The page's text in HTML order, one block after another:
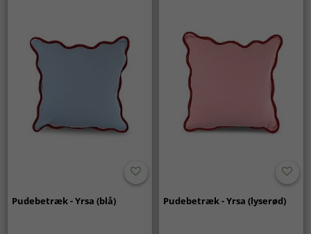
Pudebetræk - Yrsa (blå) Pudebetræk - Yrsa (lyserød)